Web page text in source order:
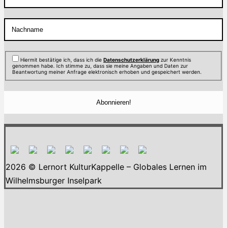
Hiermit bestätige ich, dass ich die Datenschutzerklärung zur Kenntnis
genommen habe. Ich stimme zu, dass sie meine Angaben und Daten zur
Beantwortung meiner Anfrage elektronisch erhoben und gespeichert werden.
2026 © Lernort KulturKappelle – Globales Lernen im
Wilhelmsburger Inselpark